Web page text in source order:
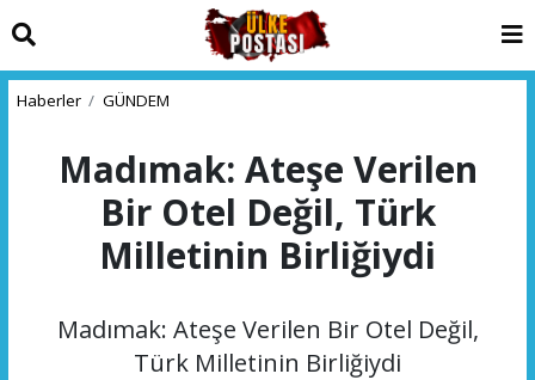
Haberler GÜNDEM
Madımak: Ateşe Verilen
Bir Otel Değil, Türk
Milletinin Birliğiydi
Madımak: Ateşe Verilen Bir Otel Değil,
Türk Milletinin Birliğiydi